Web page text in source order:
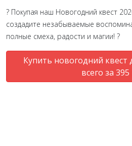
? Покупая наш Новогодний квест
создадите незабываемые
полные смеха, радости и магии! ?
Купить новогодний квест
всего за 395